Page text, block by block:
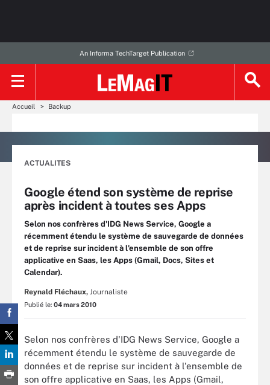
An Informa TechTarget Publication
Accueil Backup
ACTUALITES
Google étend son système de reprise
après incident à toutes ses Apps
Selon nos confrères d'IDG News Service, Google a
récemment étendu le système de sauvegarde de données
et de reprise sur incident à l'ensemble de son offre
applicative en Saas, les Apps (Gmail, Docs, Sites et
Calendar).
Reynald Fléchaux, Journaliste
Publié le: 04 mars 2010
Selon nos confrères d'IDG News Service, Google a
récemment étendu le système de sauvegarde de
données et de reprise sur incident à l'ensemble de
son offre applicative en Saas, les Apps (Gmail,